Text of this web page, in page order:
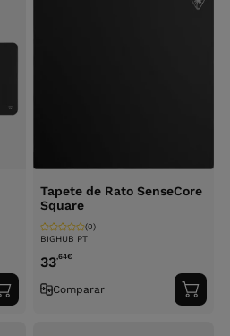
Adicionar
ao
Tapete de Rato SenseCore
Square
BIGHUB PT
(0)
33,64€
Comparar
ao